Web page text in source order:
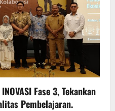
Fase 3, Tekankan
Pembelajaran.